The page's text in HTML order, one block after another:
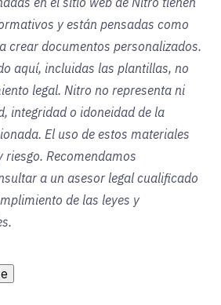
y están pensadas como
crear documentos personalizados.
aquí, incluidas las plantillas, no
legal. Nitro no representa ni
integridad o idoneidad de la
El uso de estos materiales
Recomendamos
a un asesor legal cualificado
de las leyes y